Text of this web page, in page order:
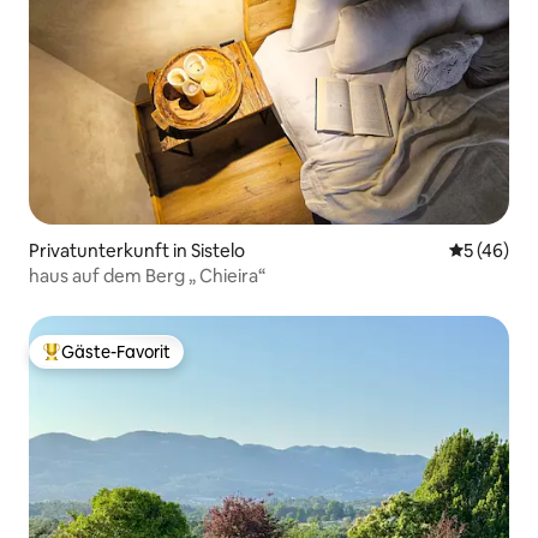
Privatunterkunft in Sistelo
5 (46)
haus auf dem Berg „ Chieira“
Beliebter Gäste-Favorit.
Gäste-Favorit